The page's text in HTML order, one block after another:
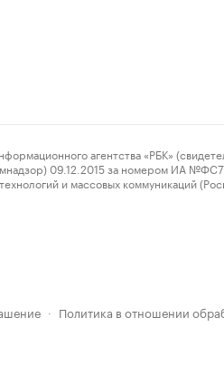
агентства «РБК»
09.12.2015 за номером ИА
и массовых коммуникаций
· Политика в отношении